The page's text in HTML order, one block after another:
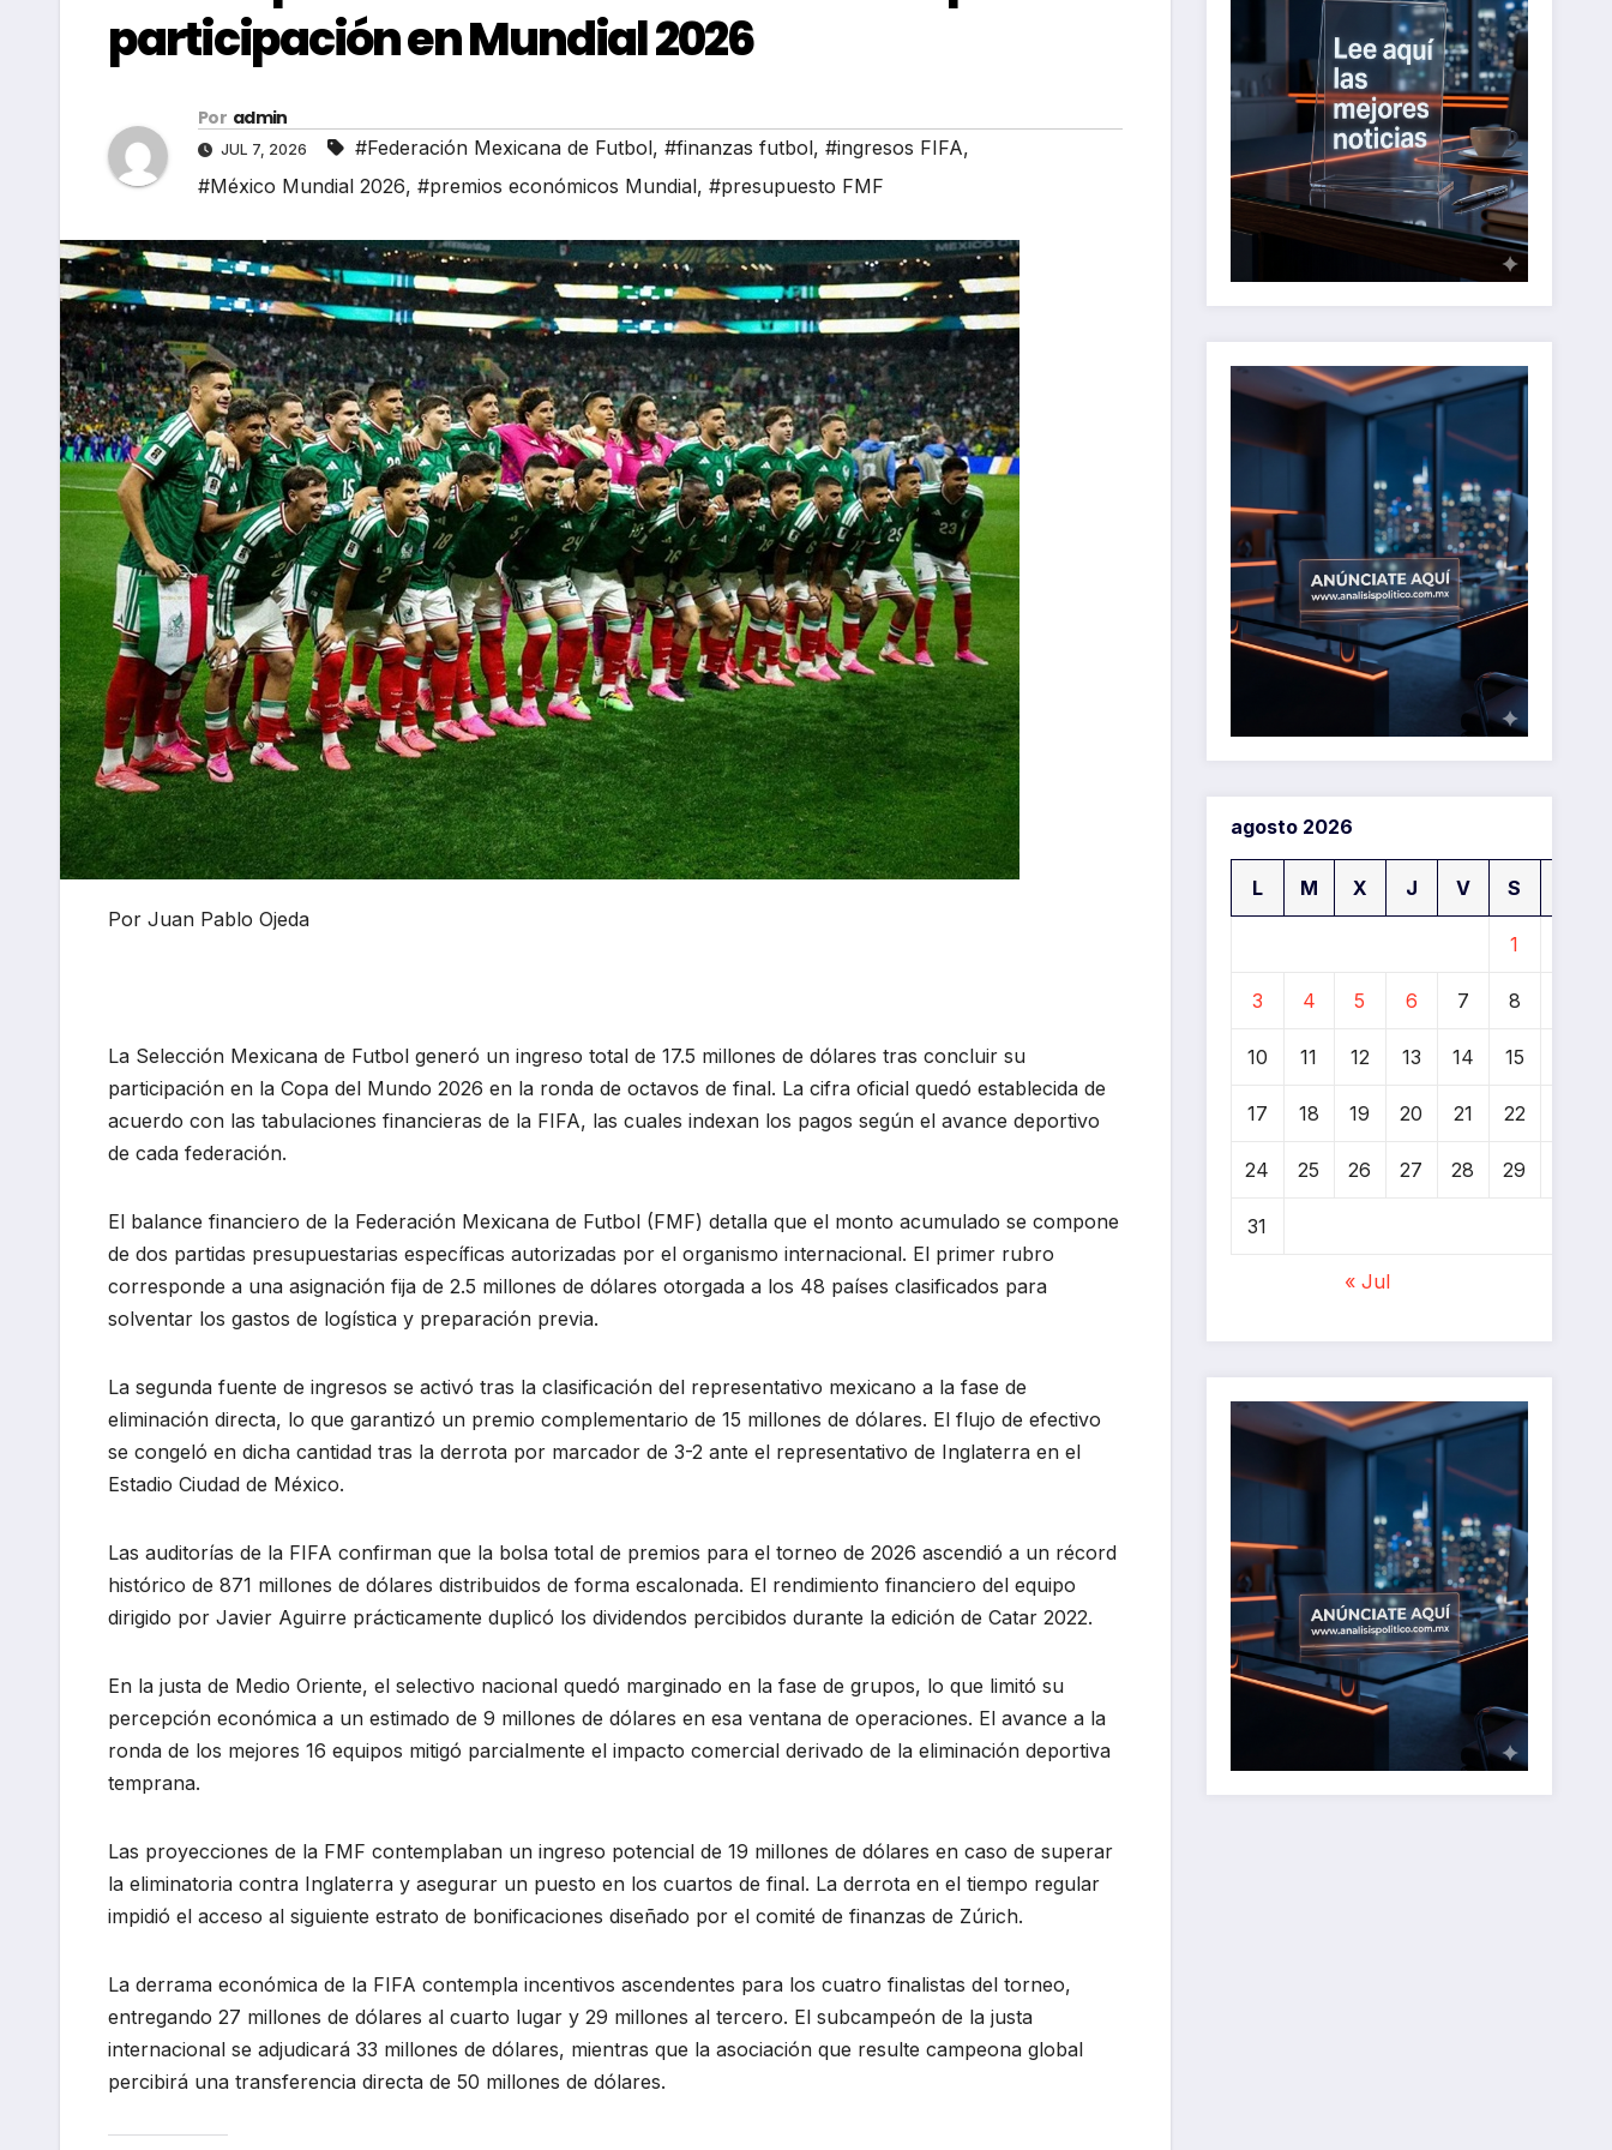
participación en Mundial 2026
Por admin
JUL 7, 2026 #Federación Mexicana de Futbol, #finanzas futbol, #ingresos FIFA,
#México Mundial 2026, #premios económicos Mundial, #presupuesto FMF
Por Juan Pablo Ojeda
La Selección Mexicana de Futbol generó un ingreso total de 17.5 millones de dólares tras concluir su
participación en la Copa del Mundo 2026 en la ronda de octavos de final. La cifra oficial quedó establecida de
acuerdo con las tabulaciones financieras de la FIFA, las cuales indexan los pagos según el avance deportivo
de cada federación.
El balance financiero de la Federación Mexicana de Futbol (FMF) detalla que el monto acumulado se compone
de dos partidas presupuestarias específicas autorizadas por el organismo internacional. El primer rubro
corresponde a una asignación fija de 2.5 millones de dólares otorgada a los 48 países clasificados para
solventar los gastos de logística y preparación previa.
La segunda fuente de ingresos se activó tras la clasificación del representativo mexicano a la fase de
eliminación directa, lo que garantizó un premio complementario de 15 millones de dólares. El flujo de efectivo
se congeló en dicha cantidad tras la derrota por marcador de 3-2 ante el representativo de Inglaterra en el
Estadio Ciudad de México.
Las auditorías de la FIFA confirman que la bolsa total de premios para el torneo de 2026 ascendió a un récord
histórico de 871 millones de dólares distribuidos de forma escalonada. El rendimiento financiero del equipo
dirigido por Javier Aguirre prácticamente duplicó los dividendos percibidos durante la edición de Catar 2022.
En la justa de Medio Oriente, el selectivo nacional quedó marginado en la fase de grupos, lo que limitó su
percepción económica a un estimado de 9 millones de dólares en esa ventana de operaciones. El avance a la
ronda de los mejores 16 equipos mitigó parcialmente el impacto comercial derivado de la eliminación deportiva
temprana.
Las proyecciones de la FMF contemplaban un ingreso potencial de 19 millones de dólares en caso de superar
la eliminatoria contra Inglaterra y asegurar un puesto en los cuartos de final. La derrota en el tiempo regular
impidió el acceso al siguiente estrato de bonificaciones diseñado por el comité de finanzas de Zúrich.
La derrama económica de la FIFA contempla incentivos ascendentes para los cuatro finalistas del torneo,
entregando 27 millones de dólares al cuarto lugar y 29 millones al tercero. El subcampeón de la justa
internacional se adjudicará 33 millones de dólares, mientras que la asociación que resulte campeona global
percibirá una transferencia directa de 50 millones de dólares.
agosto 2026
L M X J V S
1
3 4 5 6 7 8
10 11 12 13 14 15
17 18 19 20 21 22
24 25 26 27 28 29
31
« Jul